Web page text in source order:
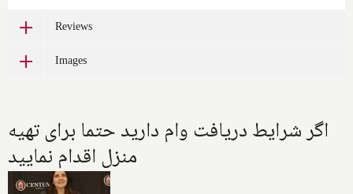
Reviews
Images
اگر شرایط دریافت وام دارید حتما برای تهیه
منزل اقدام نمایید